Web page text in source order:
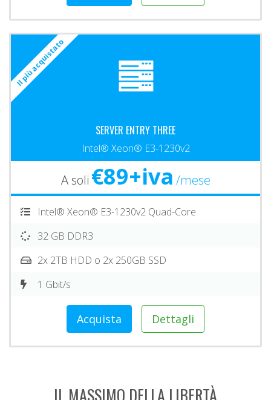
Il più acquistato
SERVER ENTRY THREE
Intel® Xeon® E3-1230v2
A soli €89+iva /mese
Intel® Xeon® E3-1230v2 Quad-Core
32 GB DDR3
2x 2TB HDD o 2x 250GB SSD
1 Gbit/s
Acquista Dettagli
IL MASSIMO DELLA LIBERTÀ